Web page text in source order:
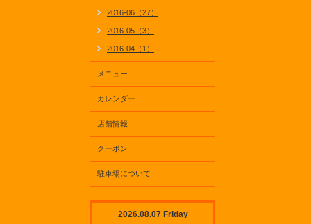
2016-06（27）
2016-05（3）
2016-04（1）
メニュー
カレンダー
店舗情報
クーポン
駐車場について
2026.08.07 Friday